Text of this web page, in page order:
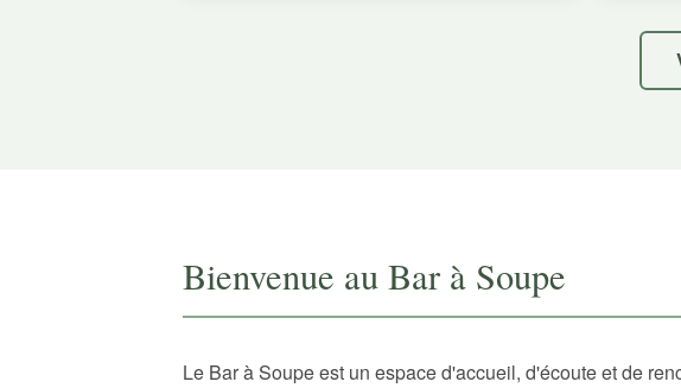
Bienvenue au Bar à Soupe
Le Bar à Soupe est un espace d'accueil, d'écoute et de